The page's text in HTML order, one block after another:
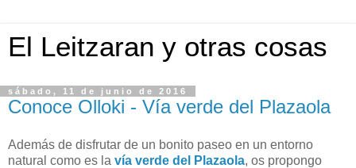
El Leitzaran y otras cosas
sábado, 11 de junio de 2016
Conoce Olloki - Vía verde del Plazaola
Además de disfrutar de un bonito paseo en un entorno
natural como es la vía verde del Plazaola, os propongo